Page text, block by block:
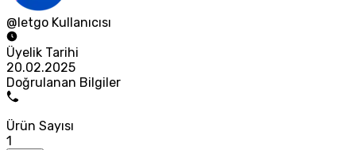
@letgo Kullanıcısı
Üyelik Tarihi
20.02.2025
Doğrulanan Bilgiler
Ürün Sayısı
1